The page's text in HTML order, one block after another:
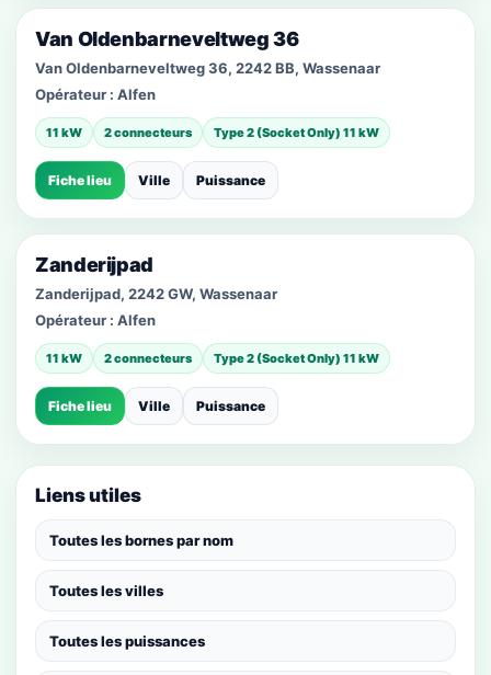
Van Oldenbarneveltweg 36
Van Oldenbarneveltweg 36, 2242 BB, Wassenaar
Opérateur : Alfen
11 kW 2 connecteurs Type 2 (Socket Only) 11 kW
Fiche lieu Ville Puissance
Zanderijpad
Zanderijpad, 2242 GW, Wassenaar
Opérateur : Alfen
11 kW 2 connecteurs Type 2 (Socket Only) 11 kW
Fiche lieu Ville Puissance
Liens utiles
Toutes les bornes par nom
Toutes les villes
Toutes les puissances